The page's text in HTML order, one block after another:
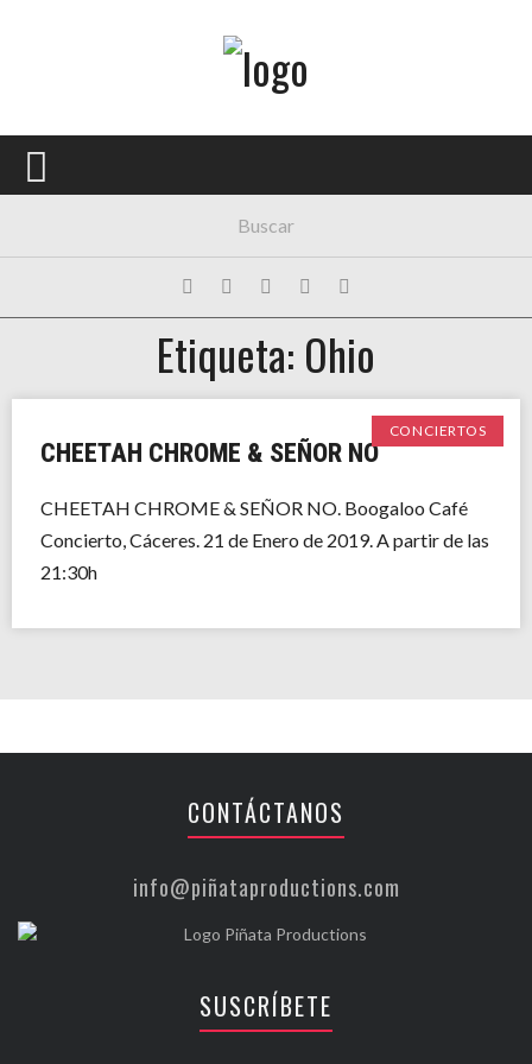
PORTADA
FESTIVALES
HISTORIAS
Etiqueta: Ohio
CONCIERTOS
CHEETAH CHROME & SEÑOR NO
CHEETAH CHROME & SEÑOR NO. Boogaloo Café
Concierto, Cáceres. 21 de Enero de 2019. A partir de las
21:30h
CONTÁCTANOS
info@piñataproductions.com
SUSCRÍBETE